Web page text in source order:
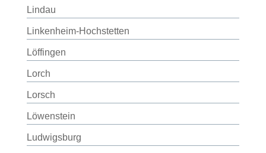
Lindau
Linkenheim-Hochstetten
Löffingen
Lorch
Lorsch
Löwenstein
Ludwigsburg